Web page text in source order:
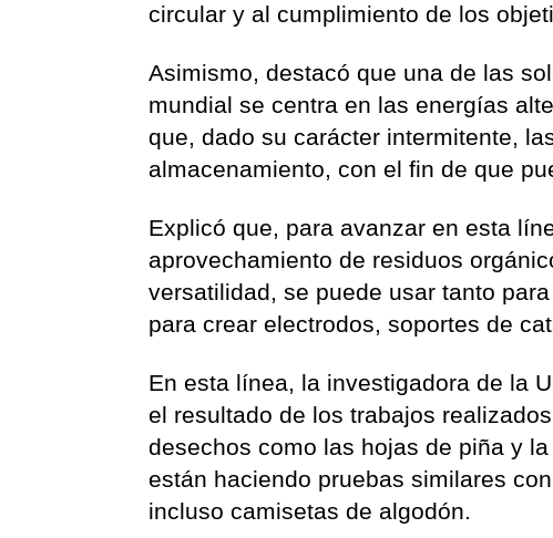
circular y al cumplimiento de los
Asimismo, destacó que una de las
mundial se centra en las energías
que, dado su carácter intermitente,
almacenamiento, con el fin de que
Explicó que, para avanzar en esta
aprovechamiento de residuos
versatilidad, se puede usar tanto
para crear electrodos, soportes de
En esta línea, la investigadora de la
el resultado de los trabajos
desechos como las hojas de piña y
están haciendo pruebas similares
incluso camisetas de algodón.